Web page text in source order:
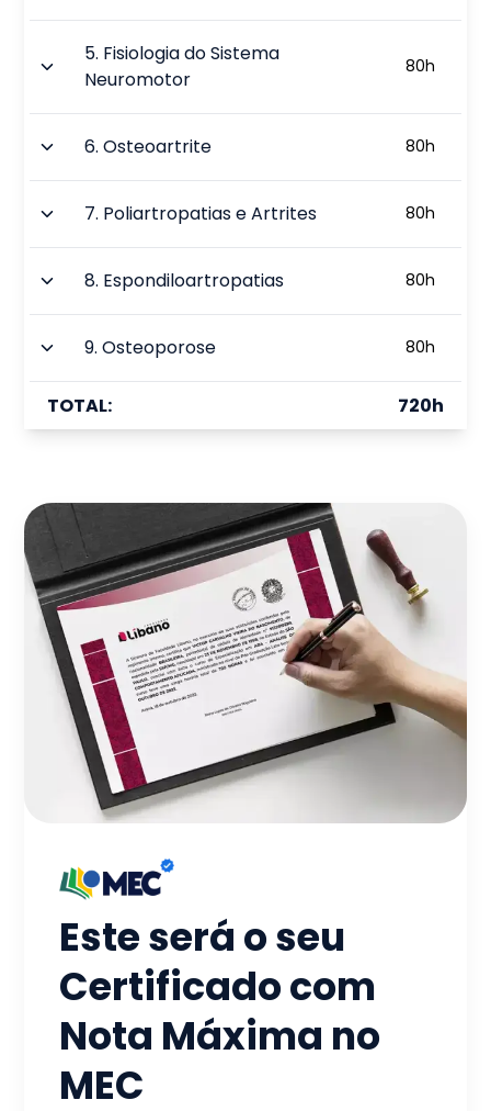
5. Fisiologia do Sistema
Neuromotor
80h
6.Osteoartrite 80h
7. Poliartropatias e Artrites 80h
8. Espondiloartropatias 80h
9.Osteoporose 80h
TOTAL: 720h
Este será o seu
Certificado com
Nota Máxima no
MEC